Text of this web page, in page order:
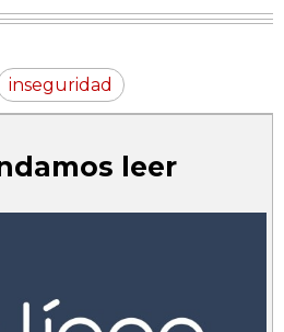
inseguridad
leer